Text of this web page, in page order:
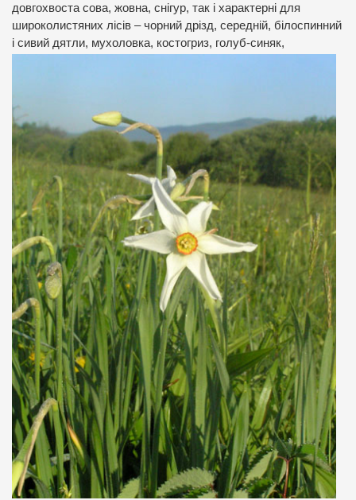
довгохвоста сова, жовна, снігур, так і характерні для
широколистяних лісів – чорний дрізд, середній, білоспинний
і сивий дятли, мухоловка, костогриз, голуб-синяк,